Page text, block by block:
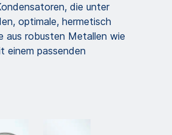
die unter
optimale, hermetisch
aus robusten Metallen wie
einem passenden